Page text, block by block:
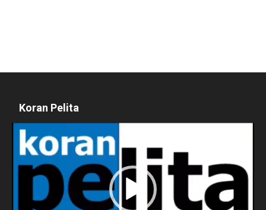
Koran Pelita
Pemutar
Video